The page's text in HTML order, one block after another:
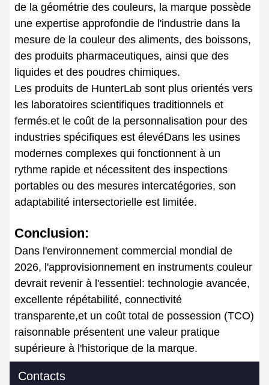
de la géométrie des couleurs, la marque possède
une expertise approfondie de l'industrie dans la
mesure de la couleur des aliments, des boissons,
des produits pharmaceutiques, ainsi que des
liquides et des poudres chimiques.
Les produits de HunterLab sont plus orientés vers
les laboratoires scientifiques traditionnels et
fermés.et le coût de la personnalisation pour des
industries spécifiques est élevéDans les usines
modernes complexes qui fonctionnent à un
rythme rapide et nécessitent des inspections
portables ou des mesures intercatégories, son
adaptabilité intersectorielle est limitée.
Conclusion:
Dans l'environnement commercial mondial de
2026, l'approvisionnement en instruments couleur
devrait revenir à l'essentiel: technologie avancée,
excellente répétabilité, connectivité
transparente,et un coût total de possession (TCO)
raisonnable présentent une valeur pratique
supérieure à l'historique de la marque.
Contacts